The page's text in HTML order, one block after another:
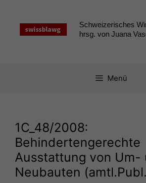
springen
Schweizerisches
hrsg. von Juana
Menü
1C_48/2008:
Behindertengerechte
Ausstattung von Um-
Neubauten